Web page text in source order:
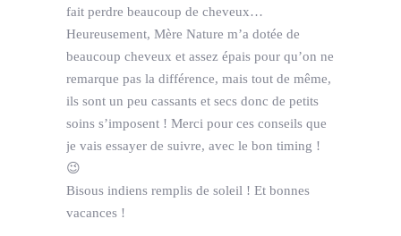
fait perdre beaucoup de cheveux…
Heureusement, Mère Nature m’a dotée de
beaucoup cheveux et assez épais pour qu’on ne
remarque pas la différence, mais tout de même,
ils sont un peu cassants et secs donc de petits
soins s’imposent ! Merci pour ces conseils que
je vais essayer de suivre, avec le bon timing !
😉
Bisous indiens remplis de soleil ! Et bonnes
vacances !